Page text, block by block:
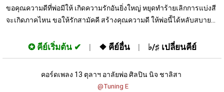
ขอคุณความดีที่พ่อมีให้ เกิดความรักอันยิ่งใหญ่ หยุดทำร้ายเลิกการแบ่งสี
จะเกิดภาคไหน ขอให้รักสามัคคี สร้างคุณความดี ให้พ่อนี้ได้หลับสบาย...
✪ คีย์เริ่มต้น ❖ คีย์อื่น ♭/♯ เปลี่ยนคีย์
คอร์ดเพลง 13 ตุลาฯ อาลัยพ่อ ศิลปิน นิจ ชาลิสา
@Tuning E